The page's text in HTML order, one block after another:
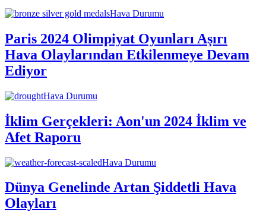
Hava Durumu
Paris 2024 Olimpiyat Oyunları Aşırı
Hava Olaylarından Etkilenmeye Devam
Ediyor
Hava Durumu
İklim Gerçekleri: Aon'un 2024 İklim ve
Afet Raporu
Hava Durumu
Dünya Genelinde Artan Şiddetli Hava
Olayları